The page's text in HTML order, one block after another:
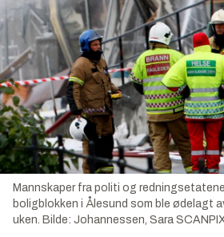
Mannskaper fra politi og
boligblokken i Ålesund som ble ødelagt
uken. Bilde: Johannessen, Sara